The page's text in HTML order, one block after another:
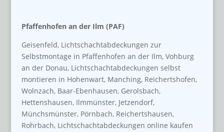
Pfaffenhofen an der Ilm (PAF)
Geisenfeld, Lichtschachtabdeckungen zur
Selbstmontage in Pfaffenhofen an der Ilm, Vohburg
an der Donau, Lichtschachtabdeckungen selbst
montieren in Hohenwart, Manching, Reichertshofen,
Wolnzach, Baar-Ebenhausen, Gerolsbach,
Hettenshausen, Ilmmünster, Jetzendorf,
Münchsmünster, Pörnbach, Reichertshausen,
Rohrbach, Lichtschachtabdeckungen online kaufen